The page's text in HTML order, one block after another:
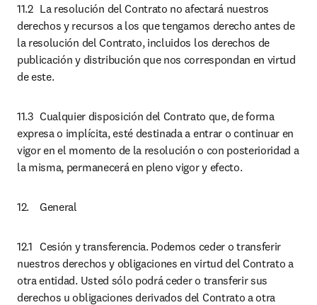
11.2	La resolución del Contrato no afectará nuestros
derechos y recursos a los que tengamos derecho antes de
la resolución del Contrato, incluidos los derechos de
publicación y distribución que nos correspondan en virtud
de este.
11.3	Cualquier disposición del Contrato que, de forma
expresa o implícita, esté destinada a entrar o continuar en
vigor en el momento de la resolución o con posterioridad a
la misma, permanecerá en pleno vigor y efecto.
12.	General
12.1	Cesión y transferencia. Podemos ceder o transferir
nuestros derechos y obligaciones en virtud del Contrato a
otra entidad. Usted sólo podrá ceder o transferir sus
derechos u obligaciones derivados del Contrato a otra